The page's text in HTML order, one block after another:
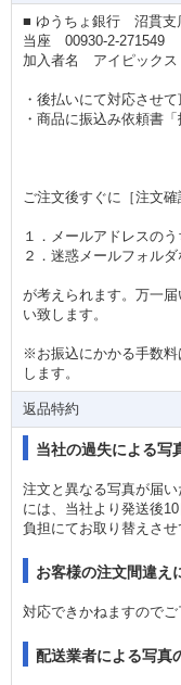
■ ゆうちょ銀行 沼貫支
当座 00930-2-271549
加入者名 アイピックス
・後払いにて対応させて
・商品に振込み依頼書
ご注文後すぐに［注文
１．メールアドレスのう
２．迷惑メールフォル
が考えられます。万一
い致します。
※お振込にかかる手数料
します。
返品特約
当社の過失による写
注文と異なる写真が届
には、当社より発送後
負担にてお取り替えさせ
お客様の注文間違え
対応できかねますのでご
配送業者による写真